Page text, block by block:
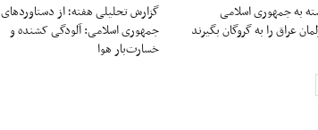
گزارش تحلیلی هفته؛ از دستاوردهای
جمهوری اسلامی: آلودگی کشنده و
خسارت‌بار هوا
به جمهوری اسلامی
عراق را به گروگان بگیرند